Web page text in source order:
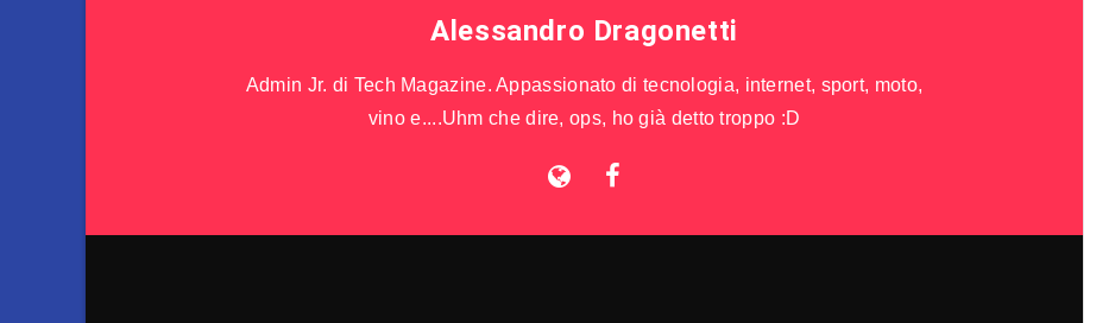
Alessandro Dragonetti
Admin Jr. di Tech Magazine. Appassionato di tecnologia, internet, sport, moto,
vino e....Uhm che dire, ops, ho già detto troppo :D